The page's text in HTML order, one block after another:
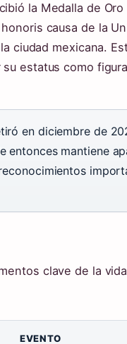
la Medalla de
causa de la
ciudad mexicana.
estatus como
en diciembre de
entonces mantiene
clave de la
EVENTO